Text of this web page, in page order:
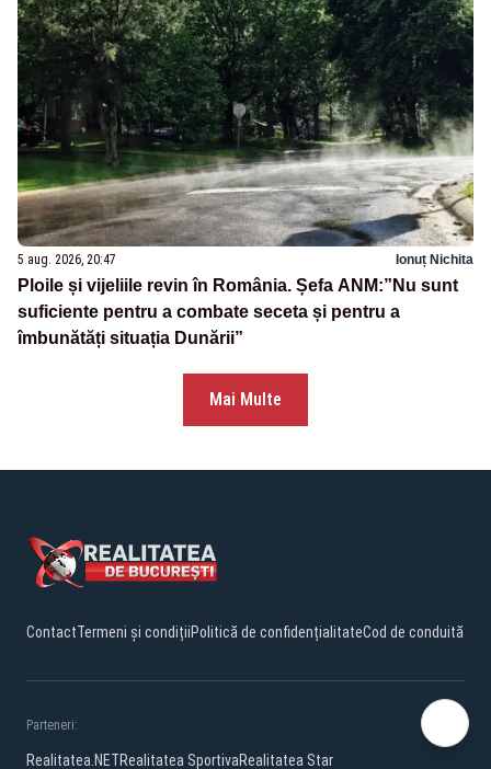
5 aug. 2026, 20:47 Ionuț Nichita
Ploile și vijeliile revin în România. Șefa ANM:”Nu sunt
suficiente pentru a combate seceta și pentru a
îmbunătăți situația Dunării”
Mai Multe
ContactTermeni și condițiiPolitică de confidențialitateCod de conduită
Parteneri:
Realitatea.NETRealitatea SportivaRealitatea Star